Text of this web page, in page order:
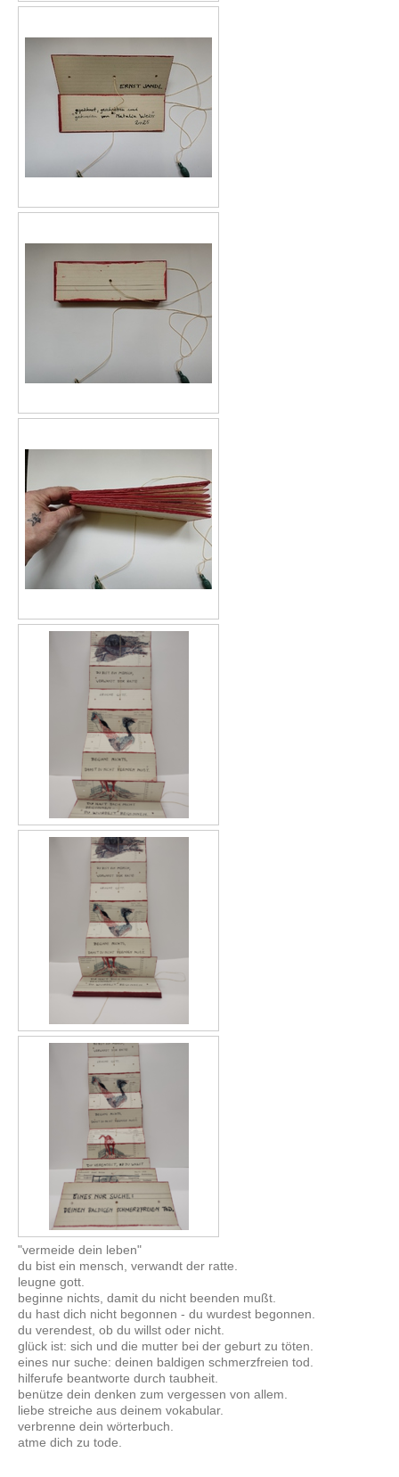
"vermeide dein leben"
du bist ein mensch, verwandt der ratte.
leugne gott.
beginne nichts, damit du nicht beenden mußt.
du hast dich nicht begonnen - du wurdest begonnen.
du verendest, ob du willst oder nicht.
glück ist: sich und die mutter bei der geburt zu töten.
eines nur suche: deinen baldigen schmerzfreien tod.
hilferufe beantworte durch taubheit.
benütze dein denken zum vergessen von allem.
liebe streiche aus deinem vokabular.
verbrenne dein wörterbuch.
atme dich zu tode.